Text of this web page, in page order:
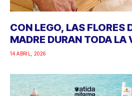
CON LEGO, LAS FLORES
MADRE DURAN TODA LA
14 ABRIL, 2026